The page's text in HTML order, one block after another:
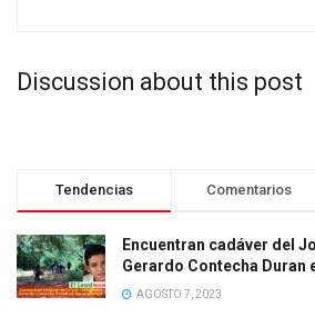
Discussion about this post
Tendencias Comentarios
Encuentran cadáver del
Gerardo Contecha Duran
AGOSTO 7, 2023